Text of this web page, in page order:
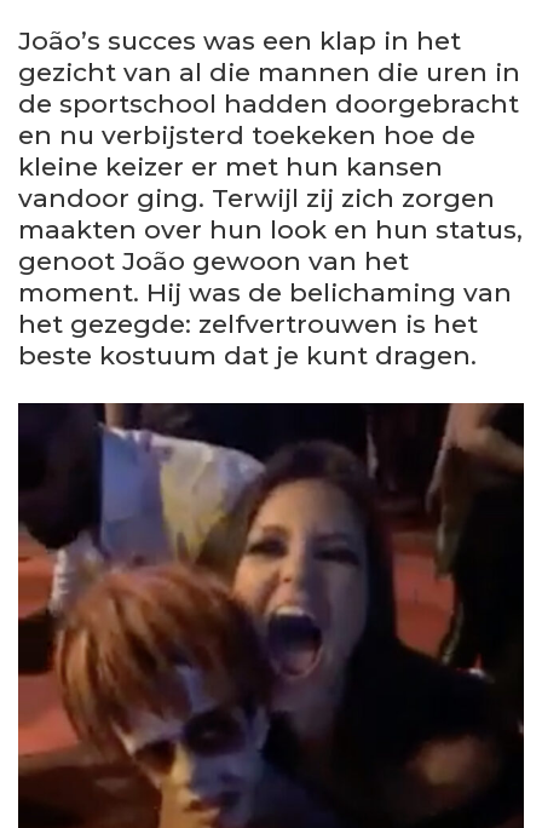
João’s succes was een klap in het
gezicht van al die mannen die uren in
de sportschool hadden doorgebracht
en nu verbijsterd toekeken hoe de
kleine keizer er met hun kansen
vandoor ging. Terwijl zij zich zorgen
maakten over hun look en hun status,
genoot João gewoon van het
moment. Hij was de belichaming van
het gezegde: zelfvertrouwen is het
beste kostuum dat je kunt dragen.